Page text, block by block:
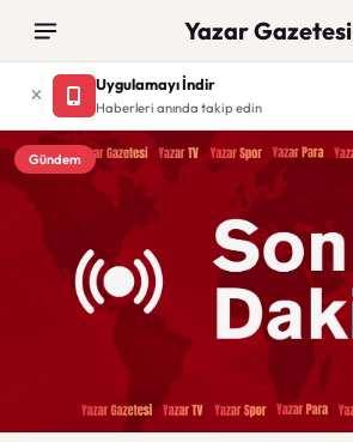
Yazar Gazetesi
Uygulamayı İndir
Haberleri anında takip edin
Gündem